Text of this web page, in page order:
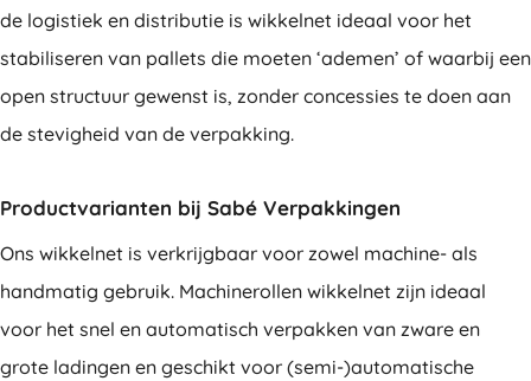
de logistiek en distributie is wikkelnet ideaal voor het
stabiliseren van pallets die moeten ‘ademen’ of waarbij een
open structuur gewenst is, zonder concessies te doen aan
de stevigheid van de verpakking.
Productvarianten bij Sabé Verpakkingen
Ons wikkelnet is verkrijgbaar voor zowel machine- als
handmatig gebruik. Machinerollen wikkelnet zijn ideaal
voor het snel en automatisch verpakken van zware en
grote ladingen en geschikt voor (semi-)automatische